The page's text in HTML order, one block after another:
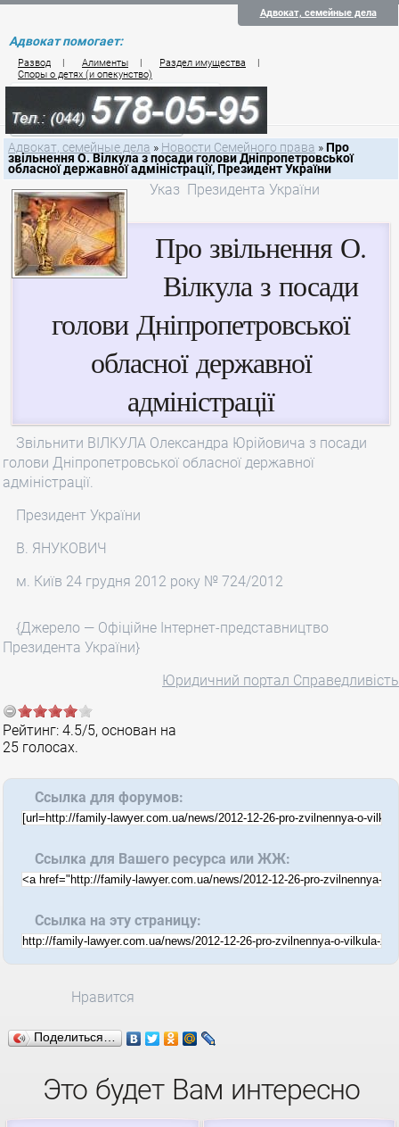
Адвокат, семейные дела
Адвокат помогает:
Развод | Алименты | Раздел имущества
|
Споры о детях (и опекунство)
Цены на услуги по семейному праву
Контакты семейного юриста
Адвокат, семейные дела » Новости Семейного права » Про
звільнення О. Вілкула з посади голови Дніпропетровської
обласної державної адміністрації, Президент України
Указ Президента України
Про звільнення О.
Вілкула з посади
голови Дніпропетровської
обласної державної
адміністрації
Звільнити ВІЛКУЛА Олександра Юрійовича з посади
голови Дніпропетровської обласної державної
адміністрації.
Президент України
В. ЯНУКОВИЧ
м. Київ 24 грудня 2012 року № 724/2012
{Джерело — Офіційне Інтернет-представництво
Президента України}
Юридичний портал Справедливість
Рейтинг: 4.5/5, основан на
25 голосах.
Ссылка для форумов:
Ссылка для Вашего ресурса или ЖЖ:
Ссылка на эту страницу:
Нравится
Поделиться…
Это будет Вам интересно